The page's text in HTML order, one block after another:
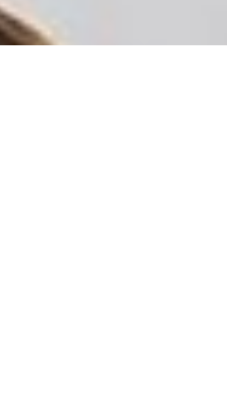
offiziellen Ausrüster. Die langfristige Partnerschaft
umfasst den gesamten Verband und setzt pünktlich vor
der Flag Football Weltm